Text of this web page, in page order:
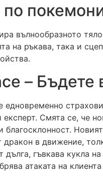
вълнообразното
на ръкава, така и
–
едновременно
Смята се, че
благосклонност.
дракон в движение,
дълга, гъвкава кукла
атаката на